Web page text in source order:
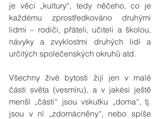
je věcí „kultury“, tedy něčeho, co je
každému zprostředkováno druhými
lidmi – rodiči, přáteli, učiteli a školou,
návyky a zvyklostmi druhých lidí a
určitých společenských okruhů atd.
Všechny živé bytosti žijí jen v malé
části světa (vesmíru), a v jakési ještě
menší „části“ jsou vskutku „doma“, tj.
jsou v ní „zdomácněny“, nebo spíše